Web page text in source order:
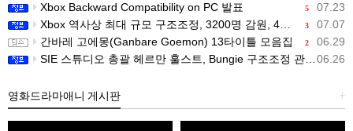
5 07.23
Xbox Backward Compatibility on PC 발표
3 07.07
Xbox 역사상 최대 규모 구조조정, 3200명 감원, 4개 스튜디오 분리
2 06.29
간바레 고에몽(Ganbare Goemon) 13타이틀 모음집
06.26
SIE 스튜디오 총괄 헤르만 훌스트, Bungie 구조조정 관련 직원 메시지 공개
+
영화드라마애니 게시판